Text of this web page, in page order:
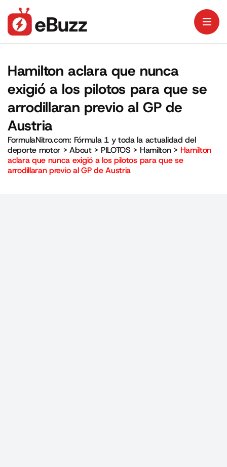
Hamilton aclara que nunca
exigió a los pilotos para que se
arrodillaran previo al GP de
Austria
FormulaNitro.com: Fórmula 1 y toda la actualidad del
deporte motor >About> PILOTOS > Hamilton> Hamilton
aclara que nunca exigió a los pilotos para que se
arrodillaran previo al GP de Austria